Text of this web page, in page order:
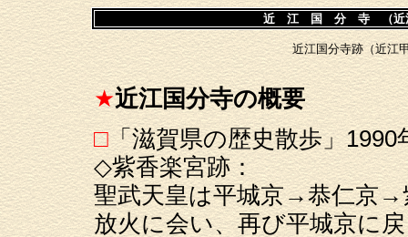
近 江 国 分 寺 （近江甲
近江国分寺跡（近江
★近江国分寺の概要
□「滋賀県の歴史散歩」1990
◇紫香楽宮跡：
聖武天皇は平城京→恭仁京→
放火に会い、再び平城京に